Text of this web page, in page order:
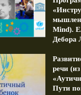
Дню Рождения.
read
Mind).
Дебора
речи
Пути